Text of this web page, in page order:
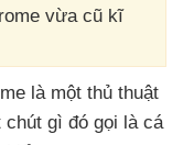
vừa cũ kĩ
là một thủ thuật
chút gì đó gọi là cá